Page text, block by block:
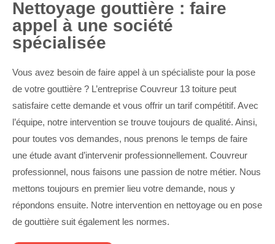
Nettoyage gouttière : faire
appel à une société
spécialisée
Vous avez besoin de faire appel à un spécialiste pour la pose
de votre gouttière ? L’entreprise Couvreur 13 toiture peut
satisfaire cette demande et vous offrir un tarif compétitif. Avec
l’équipe, notre intervention se trouve toujours de qualité. Ainsi,
pour toutes vos demandes, nous prenons le temps de faire
une étude avant d’intervenir professionnellement. Couvreur
professionnel, nous faisons une passion de notre métier. Nous
mettons toujours en premier lieu votre demande, nous y
répondons ensuite. Notre intervention en nettoyage ou en pose
de gouttière suit également les normes.